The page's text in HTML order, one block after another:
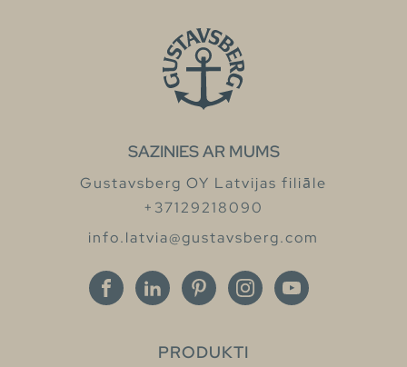
SAZINIES AR MUMS
Gustavsberg OY Latvijas filiāle
+37129218090
info.latvia@gustavsberg.com
PRODUKTI